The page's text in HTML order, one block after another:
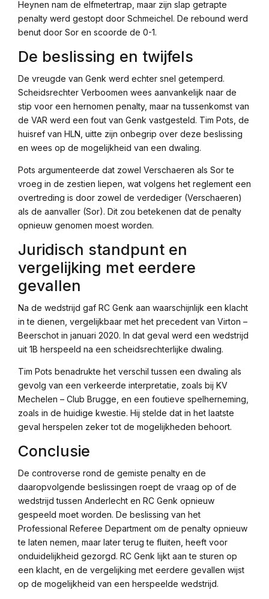
Heynen nam de elfmetertrap, maar zijn slap getrapte
penalty werd gestopt door Schmeichel. De rebound werd
benut door Sor en scoorde de 0-1.
De beslissing en twijfels
De vreugde van Genk werd echter snel getemperd.
Scheidsrechter Verboomen wees aanvankelijk naar de
stip voor een hernomen penalty, maar na tussenkomst van
de VAR werd een fout van Genk vastgesteld. Tim Pots, de
huisref van HLN, uitte zijn onbegrip over deze beslissing
en wees op de mogelijkheid van een dwaling.
Pots argumenteerde dat zowel Verschaeren als Sor te
vroeg in de zestien liepen, wat volgens het reglement een
overtreding is door zowel de verdediger (Verschaeren)
als de aanvaller (Sor). Dit zou betekenen dat de penalty
opnieuw genomen moest worden.
Juridisch standpunt en
vergelijking met eerdere
gevallen
Na de wedstrijd gaf RC Genk aan waarschijnlijk een klacht
in te dienen, vergelijkbaar met het precedent van Virton –
Beerschot in januari 2020. In dat geval werd een wedstrijd
uit 1B herspeeld na een scheidsrechterlijke dwaling.
Tim Pots benadrukte het verschil tussen een dwaling als
gevolg van een verkeerde interpretatie, zoals bij KV
Mechelen – Club Brugge, en een foutieve spelherneming,
zoals in de huidige kwestie. Hij stelde dat in het laatste
geval herspelen zeker tot de mogelijkheden behoort.
Conclusie
De controverse rond de gemiste penalty en de
daaropvolgende beslissingen roept de vraag op of de
wedstrijd tussen Anderlecht en RC Genk opnieuw
gespeeld moet worden. De beslissing van het
Professional Referee Department om de penalty opnieuw
te laten nemen, maar later terug te fluiten, heeft voor
onduidelijkheid gezorgd. RC Genk lijkt aan te sturen op
een klacht, en de vergelijking met eerdere gevallen wijst
op de mogelijkheid van een herspeelde wedstrijd.